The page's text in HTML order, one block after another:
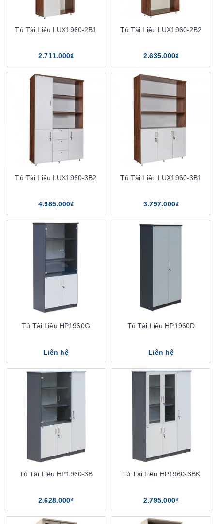
Tủ Tài Liệu LUX1960-2B1
2.711.000₫
Tủ Tài Liệu LUX1960-2B2
2.635.000₫
Tủ Tài Liệu LUX1960-3B2
4.985.000₫
Tủ Tài Liệu LUX1960-3B1
3.797.000₫
Tủ Tài Liệu HP1960G
Liên hệ
Tủ Tài Liệu HP1960D
Liên hệ
Tủ Tài Liệu HP1960-3B
2.628.000₫
Tủ Tài Liệu HP1960-3BK
2.795.000₫